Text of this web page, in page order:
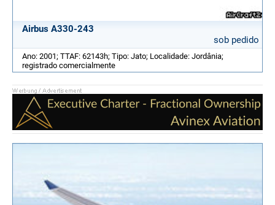
Airbus A330-243
sob pedido
Ano: 2001; TTAF: 62143h; Tipo: Jato; Localidade: Jordânia;
registrado comercialmente